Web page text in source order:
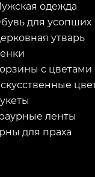
одежда
для усопших
утварь
с цветами
ленты
для праха